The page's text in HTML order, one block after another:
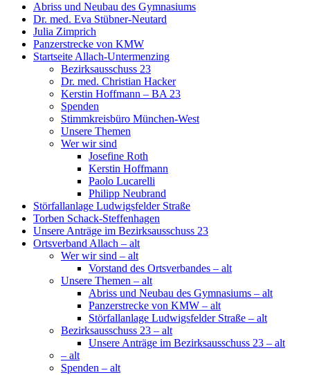
Abriss und Neubau des Gymnasiums
Dr. med. Eva Stübner-Neutard
Julia Zimprich
Panzerstrecke von KMW
Startseite Allach-Untermenzing
Bezirksausschuss 23
Dr. med. Christian Hacker
Kerstin Hoffmann – BA 23
Spenden
Stimmkreisbüro München-West
Unsere Themen
Wer wir sind
Josefine Roth
Kerstin Hoffmann
Paolo Lucarelli
Philipp Neubrand
Störfallanlage Ludwigsfelder Straße
Torben Schack-Steffenhagen
Unsere Anträge im Bezirksausschuss 23
Ortsverband Allach – alt
Wer wir sind – alt
Vorstand des Ortsverbandes – alt
Unsere Themen – alt
Abriss und Neubau des Gymnasiums – alt
Panzerstrecke von KMW – alt
Störfallanlage Ludwigsfelder Straße – alt
Bezirksausschuss 23 – alt
Unsere Anträge im Bezirksausschuss 23 – alt
– alt
Spenden – alt